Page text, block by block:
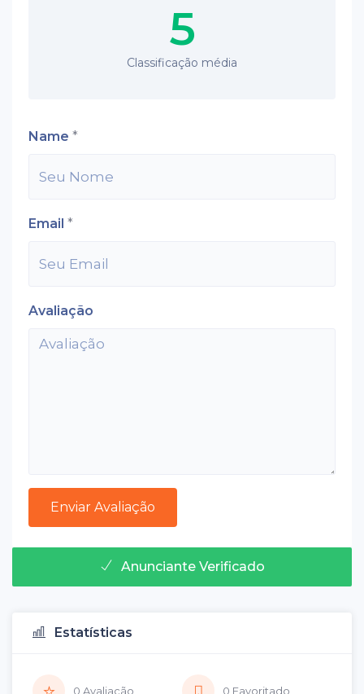
5
Classificação média
Name *
Email *
Avaliação
Anunciante Verificado
Estatísticas
0 Avaliação 0 Favoritado